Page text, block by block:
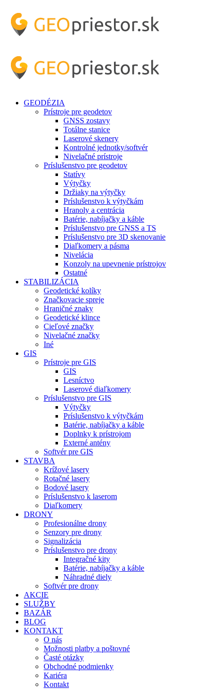
GEODÉZIA
Prístroje pre geodetov
GNSS zostavy
Totálne stanice
Laserové skenery
Kontrolné jednotky/softvér
Nivelačné prístroje
Príslušenstvo pre geodetov
Statívy
Výtyčky
Držiaky na výtyčky
Príslušenstvo k výtyčkám
Hranoly a centrácia
Batérie, nabíjačky a káble
Príslušenstvo pre GNSS a TS
Príslušenstvo pre 3D skenovanie
Diaľkomery a pásma
Nivelácia
Konzoly na upevnenie prístrojov
Ostatné
STABILIZÁCIA
Geodetické kolíky
Značkovacie spreje
Hraničné znaky
Geodetické klince
Cieľové značky
Nivelačné značky
Iné
GIS
Prístroje pre GIS
GIS
Lesníctvo
Laserové diaľkomery
Príslušenstvo pre GIS
Výtyčky
Príslušenstvo k výtyčkám
Batérie, nabíjačky a káble
Doplnky k prístrojom
Externé antény
Softvér pre GIS
STAVBA
Krížové lasery
Rotačné lasery
Bodové lasery
Príslušenstvo k laserom
Diaľkomery
DRONY
Profesionálne drony
Senzory pre drony
Signalizácia
Príslušenstvo pre drony
Integračné kity
Batérie, nabíjačky a káble
Náhradné diely
Softvér pre drony
AKCIE
SLUŽBY
BAZÁR
BLOG
KONTAKT
O nás
Možnosti platby a poštovné
Časté otázky
Obchodné podmienky
Kariéra
Kontakt